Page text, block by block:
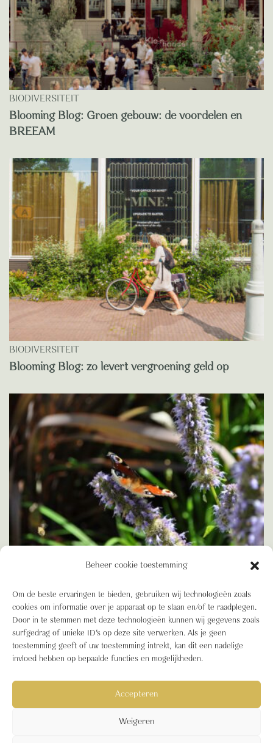
Beheer cookie toestemming
Om de beste ervaringen te bieden, gebruiken wij technologieën zoals
cookies om informatie over je apparaat op te slaan en/of te raadplegen.
Door in te stemmen met deze technologieën kunnen wij gegevens zoals
surfgedrag of unieke ID's op deze site verwerken. Als je geen
toestemming geeft of uw toestemming intrekt, kan dit een nadelige
invloed hebben op bepaalde functies en mogelijkheden.
Accepteren
Weigeren
BIODIVERSITEIT
Blooming Blog: Groen gebouw: de voordelen en
BREEAM
BIODIVERSITEIT
Blooming Blog: zo levert vergroening geld op
Blooming Blog: Biodiversiteit in de stad
1 2 3 … 5 Volgende »
B Corp